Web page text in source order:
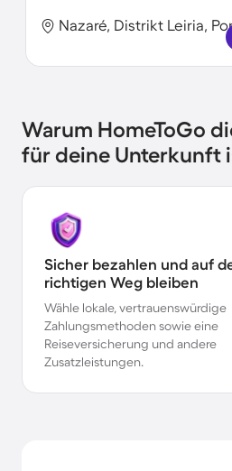
Nazaré, Distrikt Leiria,
Warum HomeToGo
für deine Unterkunft
Sicher bezahlen und auf
richtigen Weg bleiben
Wähle lokale, vertrauenswürdige
Zahlungsmethoden sowie eine
Reiseversicherung und andere
Zusatzleistungen.